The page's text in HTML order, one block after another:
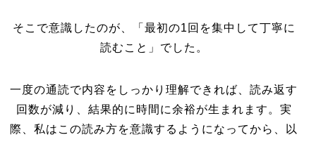
そこで意識したのが、「最初の1回を集中して丁寧に
読むこと」でした。
一度の通読で内容をしっかり理解できれば、読み返す
回数が減り、結果的に時間に余裕が生まれます。実
際、私はこの読み方を意識するようになってから、以